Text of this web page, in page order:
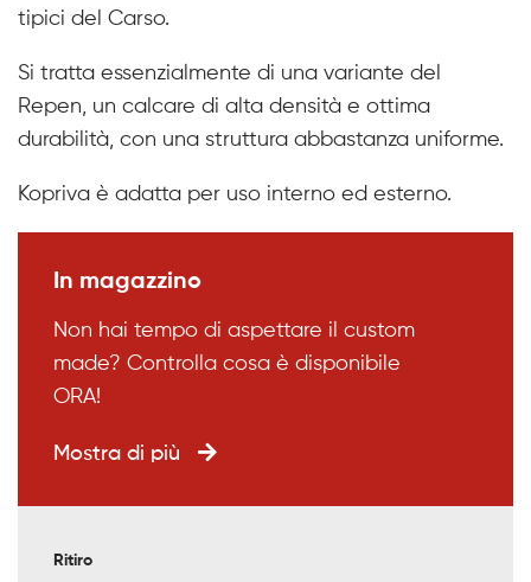
tipici del Carso.
Si tratta essenzialmente di una variante del
Repen, un calcare di alta densità e ottima
durabilità, con una struttura abbastanza uniforme.
Kopriva è adatta per uso interno ed esterno.
In magazzino
Non hai tempo di aspettare il custom
made? Controlla cosa è disponibile
ORA!
Mostra di più
Ritiro